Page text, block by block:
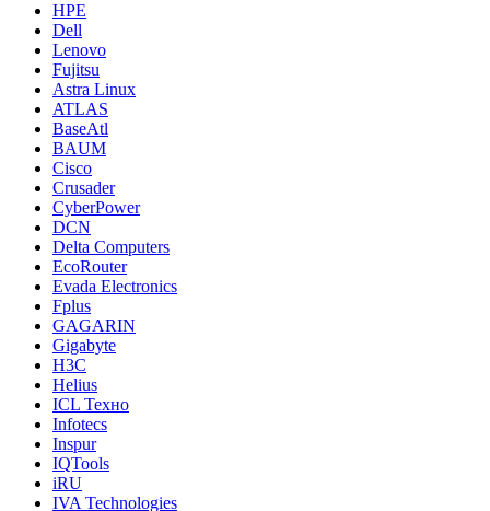
HPE
Dell
Lenovo
Fujitsu
Astra Linux
ATLAS
BaseAtl
BAUM
Cisco
Crusader
CyberPower
DCN
Delta Computers
EcoRouter
Evada Electronics
Fplus
GAGARIN
Gigabyte
H3C
Helius
ICL Техно
Infotecs
Inspur
IQTools
iRU
IVA Technologies